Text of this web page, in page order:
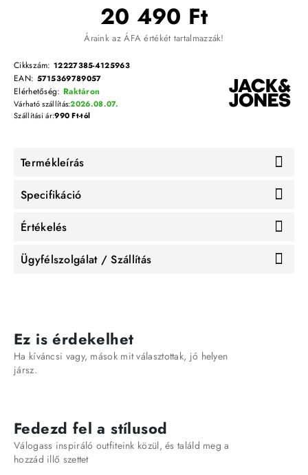
20 490 Ft
Áraink az ÁFA értékét tartalmazzák!
Cikkszám: 12227385-4125963
EAN: 5715369789057
Elérhetőség: Raktáron
Várható szállítás:2026.08.07.
Szállítási ár:990 Ft-tól
Termékleírás
Specifikáció
Értékelés
Ügyfélszolgálat / Szállítás
Ez is érdekelhet
Ha kíváncsi vagy, mások mit választottak, jó helyen
jársz.
Fedezd fel a stílusod
Válogass inspiráló outfiteink közül, és találd meg a
hozzád illő szettet